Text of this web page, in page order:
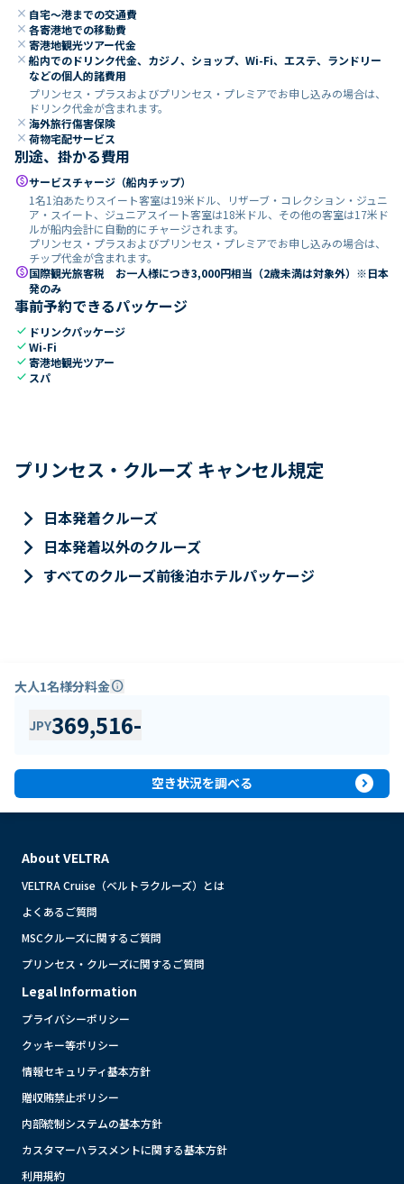
close 自宅～港までの交通費
close 各寄港地での移動費
close 寄港地観光ツアー代金
close 船内でのドリンク代金、カジノ、ショップ、Wi-Fi、エステ、ランドリー
などの個人的諸費用
プリンセス・プラスおよびプリンセス・プレミアでお申し込みの場合は、
ドリンク代金が含まれます。
close 海外旅行傷害保険
close 荷物宅配サービス
別途、掛かる費用
paidサービスチャージ（船内チップ）
1名1泊あたりスイート客室は19米ドル、リザーブ・コレクション・ジュニ
ア・スイート、ジュニアスイート客室は18米ドル、その他の客室は17米ド
ルが船内会計に自動的にチャージされます。
プリンセス・プラスおよびプリンセス・プレミアでお申し込みの場合は、
チップ代金が含まれます。
paid国際観光旅客税 お一人様につき3,000円相当（2歳未満は対象外）※日本
発のみ
事前予約できるパッケージ
check ドリンクパッケージ
checkWi-Fi
check寄港地観光ツアー
check スパ
プリンセス・クルーズ キャンセル規定
keyboard_arrow_right 日本発着クルーズ
keyboard_arrow_right 日本発着以外のクルーズ
keyboard_arrow_right すべてのクルーズ前後泊ホテルパッケージ
大人1名様分料金info
JPY369,516-
空き状況を調べる expand_circle_right
About VELTRA
VELTRA Cruise（ベルトラクルーズ）とは
よくあるご質問
MSCクルーズに関するご質問
プリンセス・クルーズに関するご質問
Legal Information
プライバシーポリシー
クッキー等ポリシー
情報セキュリティ基本方針
贈収賄禁止ポリシー
内部統制システムの基本方針
カスタマーハラスメントに関する基本方針
利用規約